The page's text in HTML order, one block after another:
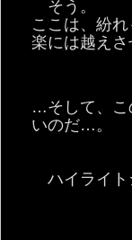
そう。
ここは、紛
楽には越えさ
…そして、こ
いのだ…。
ハイライト